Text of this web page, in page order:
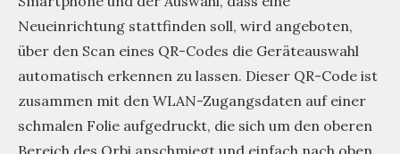
Neueinrichtung stattfinden soll, wird angeboten,
über den Scan eines QR-Codes die Geräteauswahl
automatisch erkennen zu lassen. Dieser QR-Code ist
zusammen mit den WLAN-Zugangsdaten auf einer
schmalen Folie aufgedruckt, die sich um den oberen
Bereich des Orbi anschmiegt und einfach nach oben